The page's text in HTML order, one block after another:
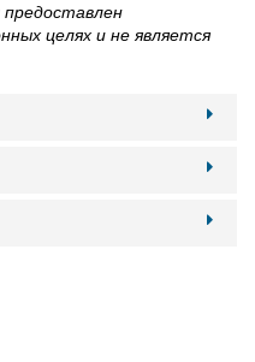
целях и не является